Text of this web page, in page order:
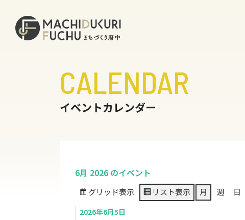
CALENDAR
イベントカレンダー
6月 2026 のイベント
グリッド表示 リスト表示 月 週 日
2026年6月5日